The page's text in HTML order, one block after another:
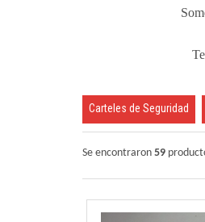
Carteles de Seguridad
Se encontraron 59